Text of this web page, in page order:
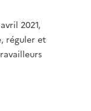
2021,
réguler et